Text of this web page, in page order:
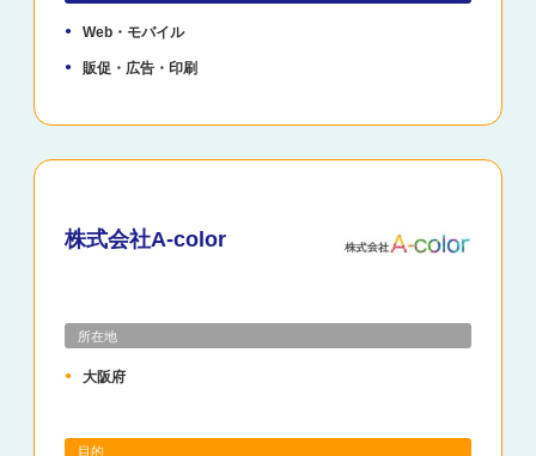
Web・モバイル
販促・広告・印刷
株式会社A-color
所在地
大阪府
目的